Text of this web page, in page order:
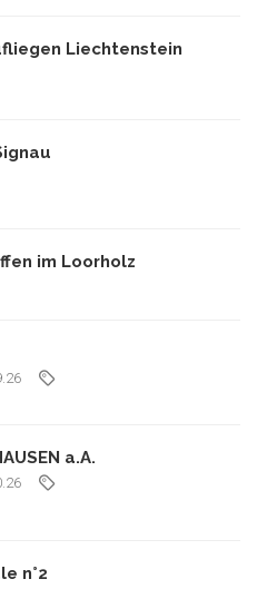
Liechtenstein
im Loorholz
a.A.
n°2